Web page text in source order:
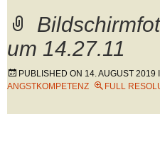
um 14.27.11
PUBLISHED ON 14. AUGUST 2019
ANGSTKOMPETENZ
FULL